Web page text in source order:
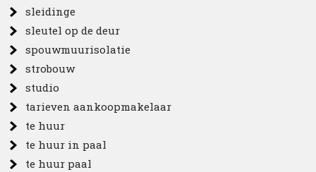
sleidinge
sleutel op de deur
spouwmuurisolatie
strobouw
studio
tarieven aankoopmakelaar
te huur
te huur in paal
te huur paal